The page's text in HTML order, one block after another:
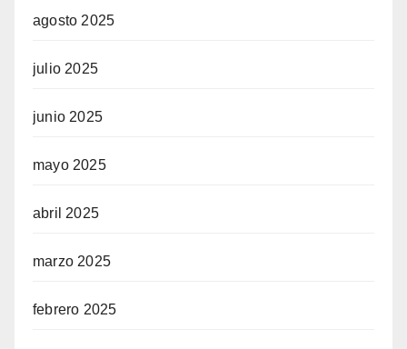
agosto 2025
julio 2025
junio 2025
mayo 2025
abril 2025
marzo 2025
febrero 2025